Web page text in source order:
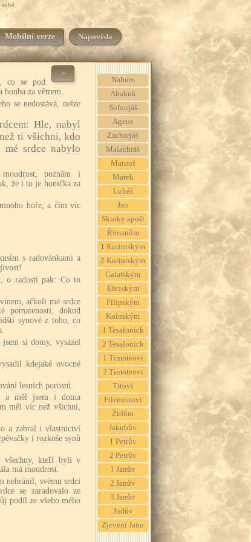
Mobilní verze Nápověda
>
co se pod
za větrem.
se nedostává, nelze
Hle, nabyl
ti všichni, kdo
srdce nabylo
poznám i
že i to je honička za
hoře, a čím víc
s radovánkami a
o radosti pak: Co to
ačkoli mé srdce
pomatenosti, dokud
synové z toho, co
si domy, vysázel
kdejaké ovocné
lesních porostů.
a měl jsem i doma
měl víc než všichni,
a zabral i vlastnictví
i rozkoše synů
všechny, kteří byli v
má moudrost.
nebránil, svému srdci
se zaradovalo ze
podíl ze všeho mého
Nahum
Abakuk
Sofonjáš
Ageus
Zacharjáš
Malachiáš
Matouš
Marek
Lukáš
Jan
Skutky apošt
Římanům
1 Korintským
2 Korintským
Galatským
Efezským
Filipským
Koloským
1 Tesalonick
2 Tesalonick
1 Timoteovi
2 Timoteovi
Titovi
Filemonovi
Židům
Jakubův
1 Petrův
2 Petrův
1 Janův
2 Janův
3 Janův
Judův
Zjevení Jano